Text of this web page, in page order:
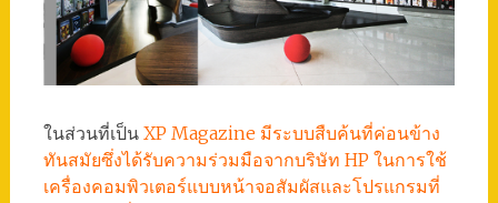
ในส่วนที่เป็นXP Magazine มีระบบสืบค้นที่ค่อนข้าง
ทันสมัยซึ่งได้รับความร่วมมือจากบริษัท HP ในการใช้
เครื่องคอมพิวเตอร์แบบหน้าจอสัมผัสและโปรแกรมที่